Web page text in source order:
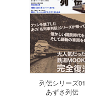
列伝シリーズ01
あずさ列伝